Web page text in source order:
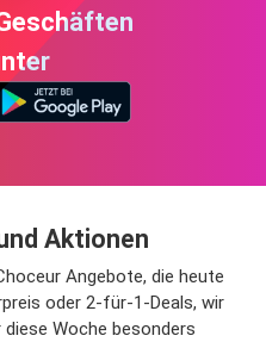
Aktionen
Angebote, die heute
oder 2-für-1-Deals, wir
diese Woche besonders